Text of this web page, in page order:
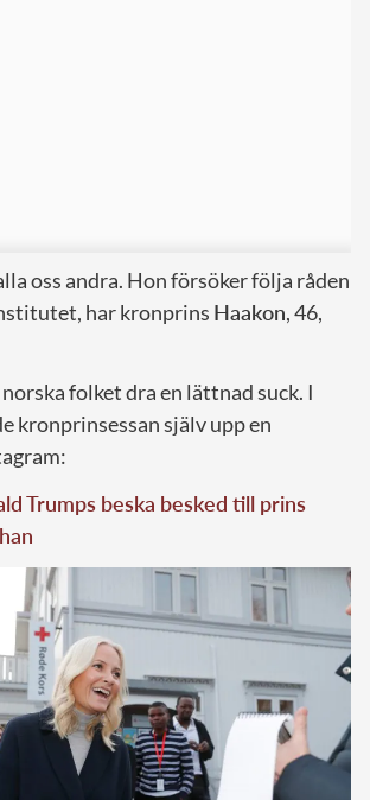
oss andra. Hon försöker följa råden
har kronprins Haakon, 46,
folket dra en lättnad suck. I
kronprinsessan själv upp en
Trumps beska besked till prins